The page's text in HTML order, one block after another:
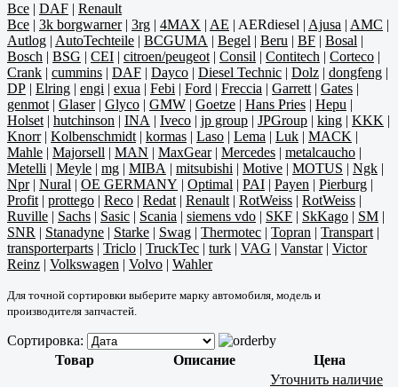
Все | DAF | Renault
Все | 3k borgwarner| 3rg | 4MAX | AE | AERdiesel | Ajusa | AMC |
Autlog | AutoTechteile | BCGUMA | Begel | Beru | BF | Bosal |
Bosch | BSG | CEI | citroen/peugeot | Consil | Contitech | Corteco |
Crank | cummins | DAF | Dayco | Diesel Technic | Dolz | dongfeng |
DP | Elring | engi | exua | Febi | Ford | Freccia | Garrett | Gates |
genmot | Glaser| Glyco | GMW | Goetze | Hans Pries | Hepu |
Holset | hutchinson | INA | Iveco | jp group | JPGroup | king | KKK |
Knorr| Kolbenschmidt | kormas | Laso | Lema | Luk | MACK |
Mahle | Majorsell | MAN | MaxGear| Mercedes | metalcaucho |
Metelli | Meyle | mg | MIBA | mitsubishi | Motive | MOTUS | Ngk |
Npr| Nural | OE GERMANY | Optimal | PAI | Payen | Pierburg |
Profit | prottego | Reco | Redat | Renault | RotWeiss | RotWeiss |
Ruville | Sachs | Sasic | Scania | siemens vdo | SKF | SkKago | SM |
SNR | Stanadyne | Starke | Swag | Thermotec | Topran | Transpart |
transporterparts | Triclo | TruckTec | turk | VAG | Vanstar| Victor
Reinz | Volkswagen | Volvo | Wahler
Для точной сортировки выберите марку автомобиля, модель и
производителя запчастей.
Сортировка:
Товар
Описание
Цена
Уточнить наличие